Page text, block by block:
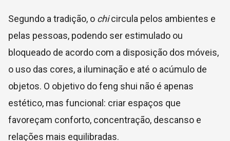
Segundo a tradição, o chicircula pelos ambientes e
pelas pessoas, podendo ser estimulado ou
bloqueado de acordo com a disposição dos móveis,
o uso das cores, a iluminação e até o acúmulo de
objetos. O objetivo do feng shui não é apenas
estético, mas funcional: criar espaços que
favoreçam conforto, concentração, descanso e
relações mais equilibradas.